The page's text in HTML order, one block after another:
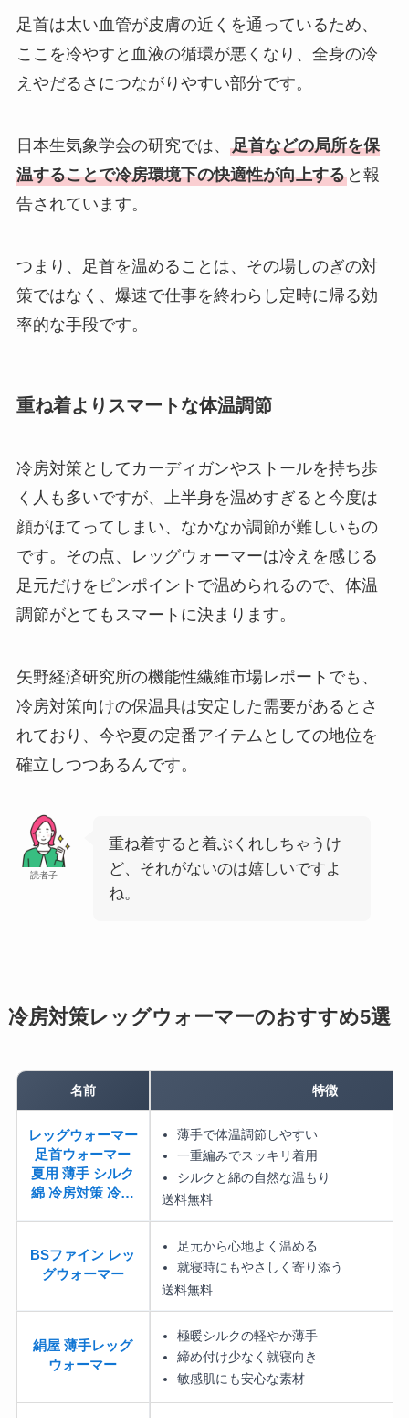
足首は太い血管が皮膚の近くを通っているため、
ここを冷やすと血液の循環が悪くなり、全身の冷
えやだるさにつながりやすい部分です。
日本生気象学会の研究では、 足首などの局所を保
温することで冷房環境下の快適性が向上すると報
告されています。
つまり、足首を温めることは、その場しのぎの対
策ではなく、爆速で仕事を終わらし定時に帰る効
率的な手段です。
重ね着よりスマートな体温調節
冷房対策としてカーディガンやストールを持ち歩
く人も多いですが、上半身を温めすぎると今度は
顔がほてってしまい、なかなか調節が難しいもの
です。その点、レッグウォーマーは冷えを感じる
足元だけをピンポイントで温められるので、体温
調節がとてもスマートに決まります。
矢野経済研究所の機能性繊維市場レポートでも、
冷房対策向けの保温具は安定した需要があるとさ
れており、今や夏の定番アイテムとしての地位を
確立しつつあるんです。
読者子
重ね着すると着ぶくれしちゃうけ
ど、それがないのは嬉しいですよ
ね。
冷房対策レッグウォーマーのおすすめ5選
名前 特徴
レッグウォーマー
足首ウォーマー
夏用 薄手 シルク
綿 冷房対策 冷…
薄手で体温調節しやすい
一重編みでスッキリ着用
シルクと綿の自然な温もり
送料無料
BSファイン レッ
グウォーマー
足元から心地よく温める
就寝時にもやさしく寄り添う
送料無料
絹屋 薄手レッグ
ウォーマー
極暖シルクの軽やか薄手
締め付け少なく就寝向き
敏感肌にも安心な素材